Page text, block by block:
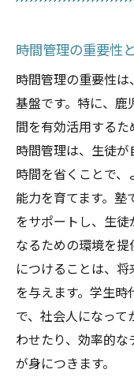
時間管理の重要性
時間管理の重要性
基盤です。特に、
間を有効活用するた
時間管理は、生徒
時間を省くことで
能力を育てます。
をサポートし、生
なるための環境を
につけることは、
を与えます。学生
で、社会人になっ
わせたり、効率的
が身につきます。